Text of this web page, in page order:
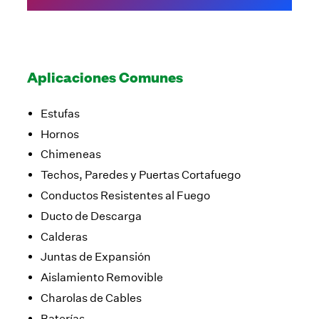
Aplicaciones Comunes
Estufas
Hornos
Chimeneas
Techos, Paredes y Puertas Cortafuego
Conductos Resistentes al Fuego
Ducto de Descarga
Calderas
Juntas de Expansión
Aislamiento Removible
Charolas de Cables